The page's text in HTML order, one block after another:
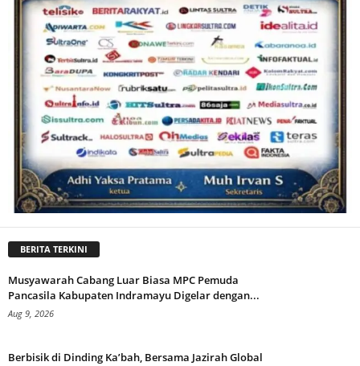
BERITA TERKINI
Musyawarah Cabang Luar Biasa MPC Pemuda
Pancasila Kabupaten Indramayu Digelar dengan...
Aug 9, 2026
Berbisik di Dinding Ka’bah, Bersama Jazirah Global